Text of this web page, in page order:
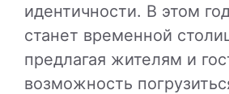
идентичности. В этом
станет временной
предлагая жителям и
возможность